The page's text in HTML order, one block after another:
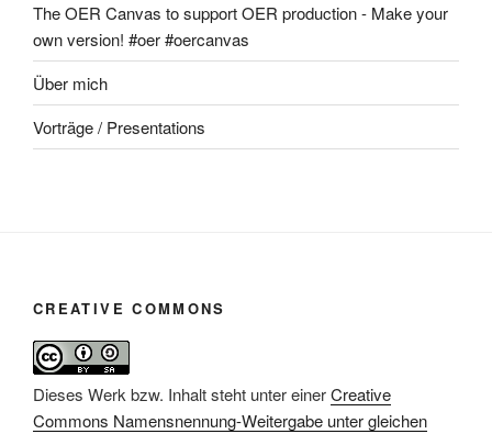
The OER Canvas to support OER production - Make your
own version! #oer #oercanvas
Über mich
Vorträge / Presentations
CREATIVE COMMONS
Dieses Werk bzw. Inhalt steht unter einerCreative
Commons Namensnennung-Weitergabe unter gleichen